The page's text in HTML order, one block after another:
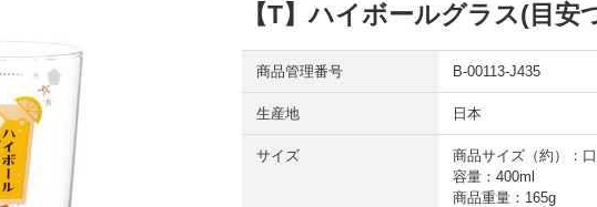
【T】ハイボールグラス(目
商品管理番号 B-00113-J435
生産地 日本
サイズ
商品サイズ（約）：
容量：400ml
商品重量：165g